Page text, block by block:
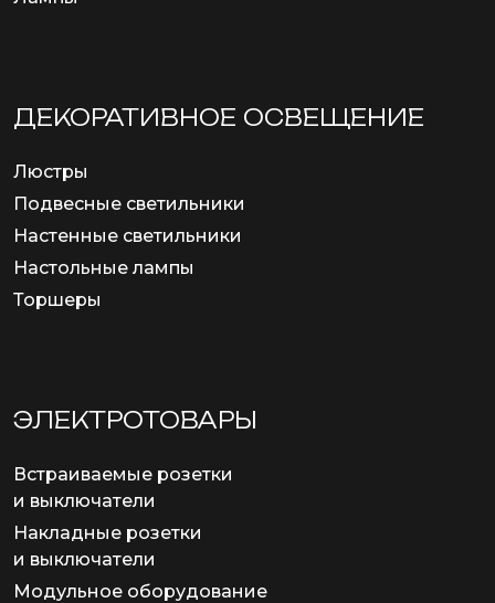
ДЕКОРАТИВНОЕ ОСВЕЩЕНИЕ
Люстры
Подвесные светильники
Настенные светильники
Настольные лампы
Торшеры
ЭЛЕКТРОТОВАРЫ
Встраиваемые розетки
и выключатели
Накладные розетки
и выключатели
Модульное оборудование